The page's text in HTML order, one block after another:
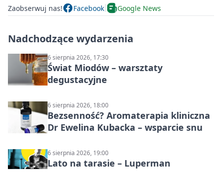
Zaobserwuj nas! Facebook Google News
Nadchodzące wydarzenia
6 sierpnia 2026, 17:30
Świat Miodów – warsztaty
degustacyjne
6 sierpnia 2026, 18:00
Bezsenność? Aromaterapia kliniczna
Dr Ewelina Kubacka – wsparcie snu
6 sierpnia 2026, 19:00
Lato na tarasie – Luperman